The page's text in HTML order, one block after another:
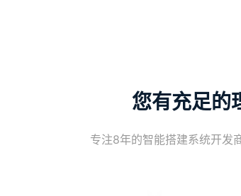
您有充足的
专注8年的智能搭建系统开发